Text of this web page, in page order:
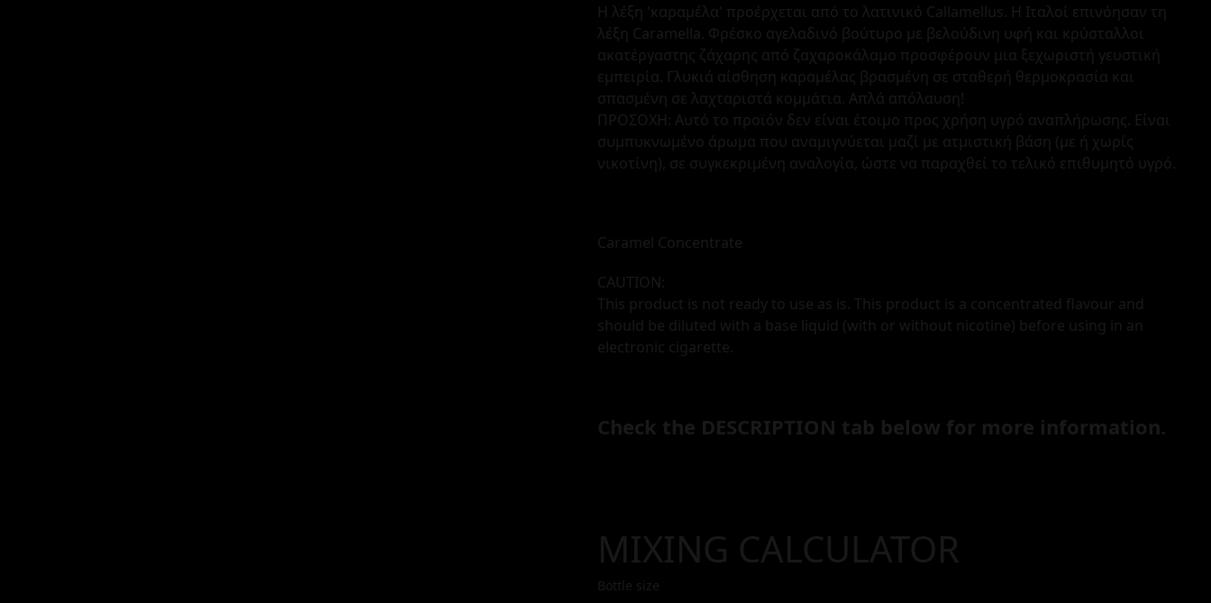
Η λέξη 'καραμέλα' προέρχεται από το λατινικό Callamellus. Η Ιταλοί επινόησαν τη
λέξη Caramella. Φρέσκο αγελαδινό βούτυρο με βελούδινη υφή και κρύσταλλοι
ακατέργαστης ζάχαρης από ζαχαροκάλαμο προσφέρουν μια ξεχωριστή γευστική
εμπειρία. Γλυκιά αίσθηση καραμέλας βρασμένη σε σταθερή θερμοκρασία και
σπασμένη σε λαχταριστά κομμάτια. Απλά απόλαυση!
ΠΡΟΣΟΧΗ: Αυτό το προϊόν δεν είναι έτοιμο προς χρήση υγρό αναπλήρωσης. Είναι
συμπυκνωμένο άρωμα που αναμιγνύεται μαζί με ατμιστική βάση (με ή χωρίς
νικοτίνη), σε συγκεκριμένη αναλογία, ώστε να παραχθεί το τελικό επιθυμητό υγρό.
Caramel Concentrate
CAUTION:
This product is not ready to use as is. This product is a concentrated flavour and
should be diluted with a base liquid (with or without nicotine) before using in an
electronic cigarette.
Check the DESCRIPTION tab below for more information.
MIXING CALCULATOR
Bottle size